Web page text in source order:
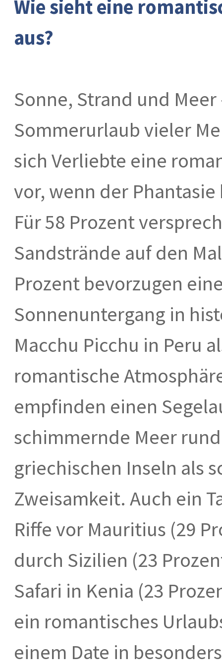
Wie sieht eine
aus?
Sonne, Strand und
Sommerurlaub vieler
sich Verliebte eine
vor, wenn der
Für 58 Prozent
Sandstrände auf den
Prozent bevorzugen
Sonnenuntergang in
Macchu Picchu in Peru
romantische
empfinden einen
schimmernde Meer
griechischen Inseln als
Zweisamkeit. Auch ein
Riffe vor Mauritius (29
durch Sizilien (23
Safari in Kenia (23
ein romantisches
einem Date in